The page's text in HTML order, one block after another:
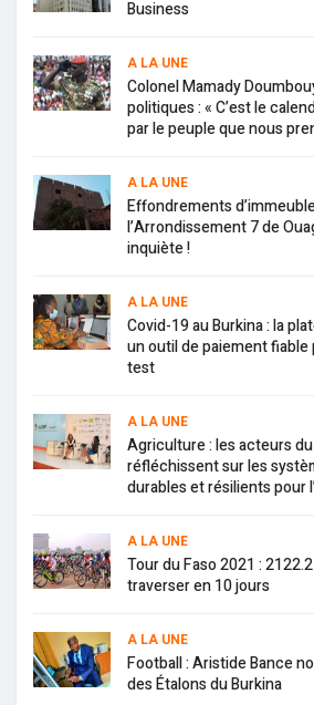
Business
A LA UNE
Colonel Mamady
politiques : « C’est le
par le peuple que nous
A LA UNE
Effondrements
l’Arrondissement 7 de
inquiète !
A LA UNE
Covid-19 au Burkina : la
un outil de paiement
test
A LA UNE
Agriculture : les acteurs
réfléchissent sur les
durables et résilients pour
A LA UNE
Tour du Faso 2021 :
traverser en 10 jours
A LA UNE
Football : Aristide Bance
des Étalons du Burkina